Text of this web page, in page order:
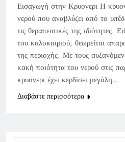
Εισαγωγή στην Κρυονερι Η
νερού που αναβλύζει από το
τις θεραπευτικές της ιδιότητες.
του καλοκαιριού, θεωρείται
της περιοχής. Με τους
κακή ποιότητα του νερού στις
κρυονερι έχει κερδίσει μεγάλη…
Διαβάστε περισσότερα